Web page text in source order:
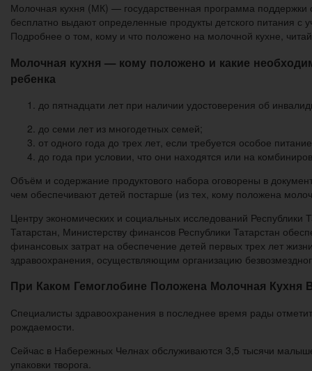
Молочная кухня (МК) — государственная программа
бесплатно выдают определенные продукты детского питания
Подробнее о том, кому и что положено на молочной кухне,
Молочная кухня — кому положено и какие
ребенка
до пятнадцати лет при наличии удостоверения об
до семи лет из многодетных семей;
от одного года до трех лет, если требуется особое
до года при условии, что они находятся или на
Объём и содержание продуктового набора оговорены в
чем обеспечивают детей постарше (из тех, кому положена
Центру экономических и социальных исследований Республики
Татарстан, Министерству финансов Республики Татарстан
финансовых затрат на обеспечение детей первых трех лет
здравоохранения, осуществляющим организацию
При Каком Гемоглобине Положена Молочная Кухня
Специалисты здравоохранения в последнее время рады
рождаемости.
Сейчас в Набережных Челнах обслуживаются 3,5 тысячи
упаковки творога.